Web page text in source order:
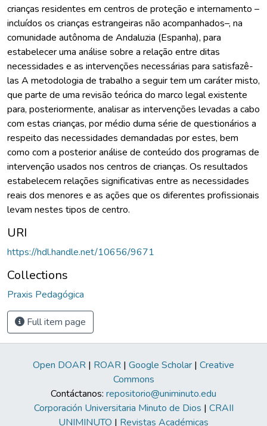
crianças residentes em centros de proteção e internamento –
incluídos os crianças estrangeiras não acompanhados–, na
comunidade autônoma de Andaluzia (Espanha), para
estabelecer uma análise sobre a relação entre ditas
necessidades e as intervenções necessárias para satisfazê-
las A metodologia de trabalho a seguir tem um caráter misto,
que parte de uma revisão teórica do marco legal existente
para, posteriormente, analisar as intervenções levadas a cabo
com estas crianças, por médio duma série de questionários a
respeito das necessidades demandadas por estes, bem
como com a posterior análise de conteúdo dos programas de
intervenção usados nos centros de crianças. Os resultados
estabelecem relações significativas entre as necessidades
reais dos menores e as ações que os diferentes profissionais
levam nestes tipos de centro.
URI
https://hdl.handle.net/10656/9671
Collections
Praxis Pedagógica
Full item page
Open DOAR | ROAR | Google Scholar | Creative
Commons
Contáctanos: repositorio@uniminuto.edu
Corporación Universitaria Minuto de Dios | CRAII
UNIMINUTO | Revistas Académicas